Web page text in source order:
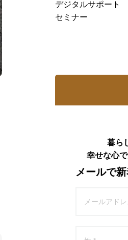
デジタルサポート
セミナー
暮ら
幸せな心
メールで